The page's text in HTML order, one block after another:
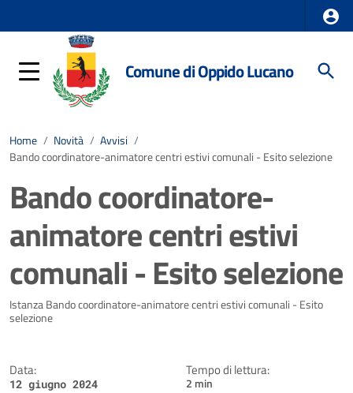
Comune di Oppido Lucano
Home / Novità / Avvisi /
Bando coordinatore-animatore centri estivi comunali - Esito selezione
Bando coordinatore-
animatore centri estivi
comunali - Esito selezione
Dettagli della notizia
Istanza Bando coordinatore-animatore centri estivi comunali - Esito
selezione
Data:
12 giugno 2024
Tempo di lettura:
2 min